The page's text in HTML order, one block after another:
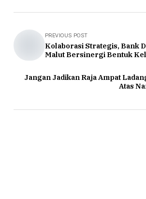
PREVIOUS POST
Kolaborasi Strategis, Bank
Malut Bersinergi Bentuk
Jangan Jadikan Raja Ampat
Atas